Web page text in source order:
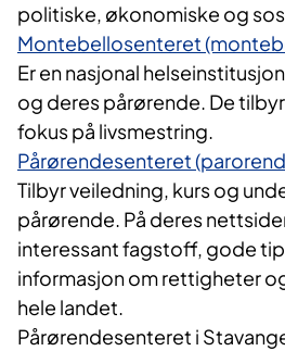
politiske, økonomiske og
Montebellosenteret
Er en nasjonal
og deres pårørende. De
fokus på livsmestring.
Pårørendesenteret
Tilbyr veiledning, kurs og
pårørende. På deres
interessant fagstoff, gode
informasjon om rettigheter
hele landet.
Pårørendesenteret i